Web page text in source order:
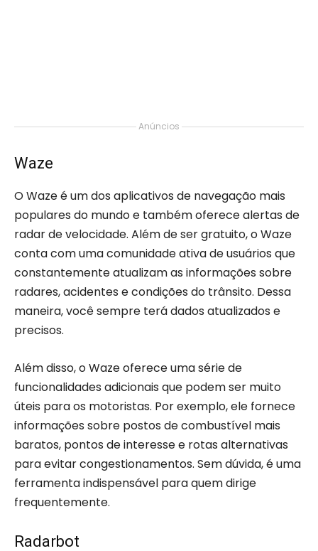
Anúncios
Waze
O Waze é um dos aplicativos de navegação mais
populares do mundo e também oferece alertas de
radar de velocidade. Além de ser gratuito, o Waze
conta com uma comunidade ativa de usuários que
constantemente atualizam as informações sobre
radares, acidentes e condições do trânsito. Dessa
maneira, você sempre terá dados atualizados e
precisos.
Além disso, o Waze oferece uma série de
funcionalidades adicionais que podem ser muito
úteis para os motoristas. Por exemplo, ele fornece
informações sobre postos de combustível mais
baratos, pontos de interesse e rotas alternativas
para evitar congestionamentos. Sem dúvida, é uma
ferramenta indispensável para quem dirige
frequentemente.
Radarbot